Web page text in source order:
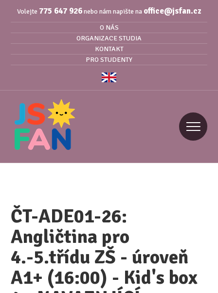
Volejte 775 647 926nebo nám napište na office@jsfan.cz
O NÁS
ORGANIZACE STUDIA
KONTAKT
PRO STUDENTY
ČT-ADE01-26:
Angličtina pro
4.-5.třídu ZŠ - úroveň
A1+ (16:00) - Kid's box